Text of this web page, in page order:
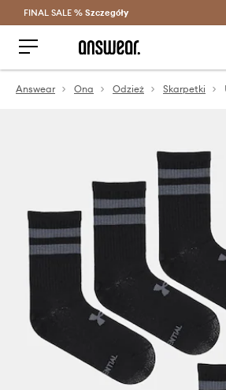
Oszczędzaj z Answear Club >
FINAL SALE % Szczegóły
Answear Ona Odzież Skarpetki